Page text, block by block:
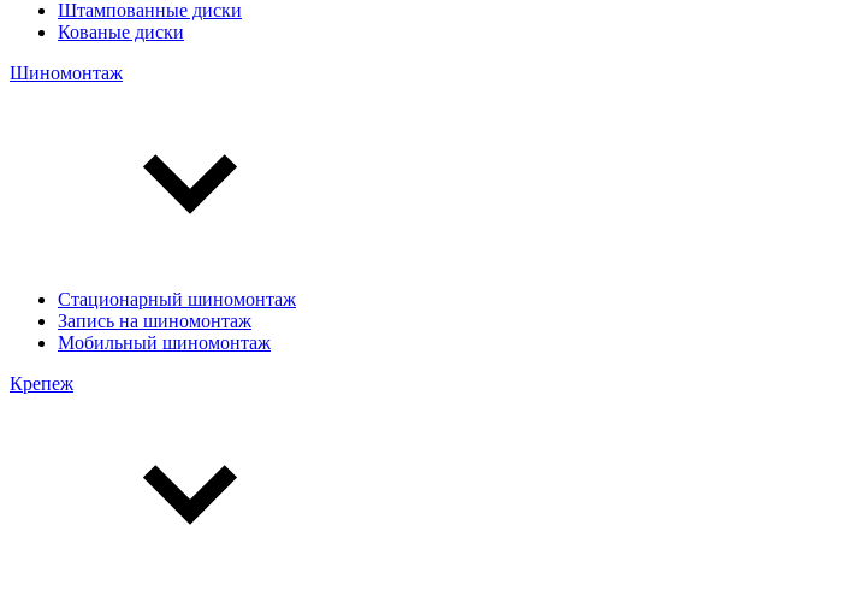
Штампованные диски
Кованые диски
Шиномонтаж
Стационарный шиномонтаж
Запись на шиномонтаж
Мобильный шиномонтаж
Крепеж